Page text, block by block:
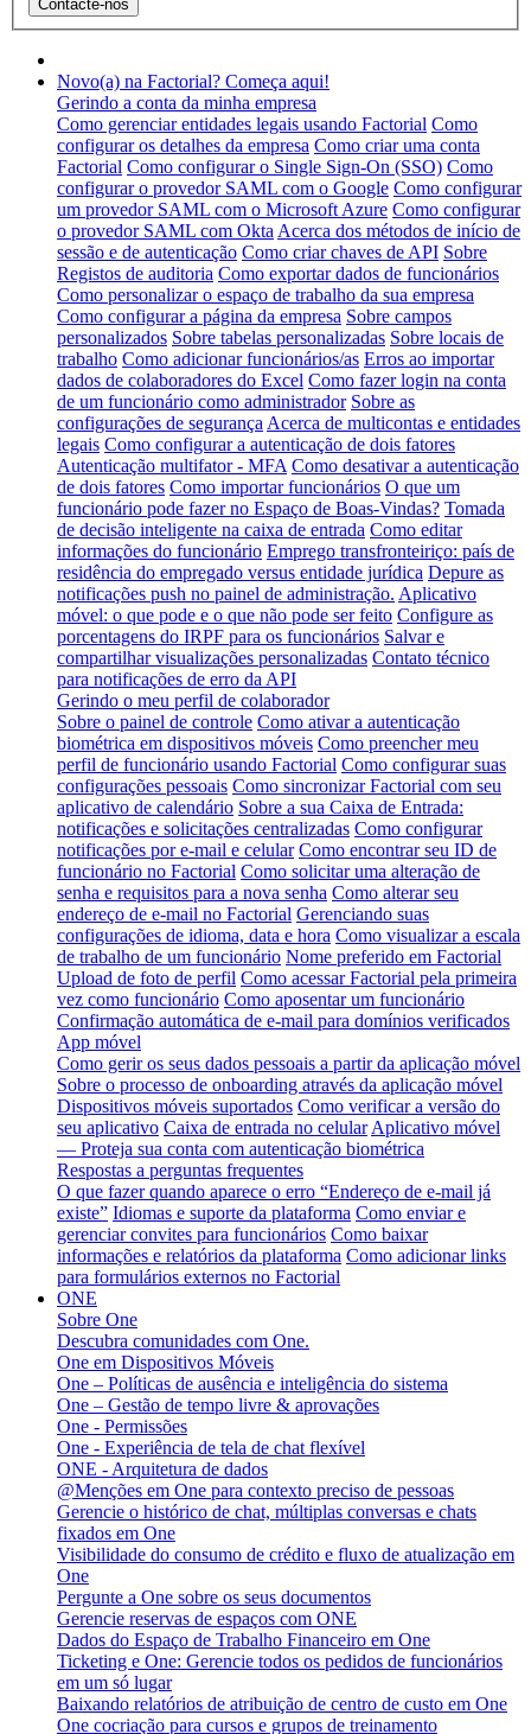
Novo(a) na Factorial? Começa aqui!
Gerindo a conta da minha empresa
Como gerenciar entidades legais usando Factorial Como
configurar os detalhes da empresa Como criar uma conta
Factorial Como configurar o Single Sign-On (SSO) Como
configurar o provedor SAML com o Google Como configurar
um provedor SAML com o Microsoft Azure Como configurar
o provedor SAML com Okta Acerca dos métodos de início de
sessão e de autenticação Como criar chaves de API Sobre
Registos de auditoria Como exportar dados de funcionários
Como personalizar o espaço de trabalho da sua empresa
Como configurar a página da empresa Sobre campos
personalizados Sobre tabelas personalizadas Sobre locais de
trabalho Como adicionar funcionários/as Erros ao importar
dados de colaboradores do Excel Como fazer login na conta
de um funcionário como administrador Sobre as
configurações de segurança Acerca de multicontas e entidades
legais Como configurar a autenticação de dois fatores
Autenticação multifator - MFA Como desativar a autenticação
de dois fatores Como importar funcionários O que um
funcionário pode fazer no Espaço de Boas-Vindas? Tomada
de decisão inteligente na caixa de entrada Como editar
informações do funcionário Emprego transfronteiriço: país de
residência do empregado versus entidade jurídica Depure as
notificações push no painel de administração. Aplicativo
móvel: o que pode e o que não pode ser feito Configure as
porcentagens do IRPF para os funcionários Salvar e
compartilhar visualizações personalizadas Contato técnico
para notificações de erro da API
Gerindo o meu perfil de colaborador
Sobre o painel de controle Como ativar a autenticação
biométrica em dispositivos móveis Como preencher meu
perfil de funcionário usando Factorial Como configurar suas
configurações pessoais Como sincronizar Factorial com seu
aplicativo de calendário Sobre a sua Caixa de Entrada:
notificações e solicitações centralizadas Como configurar
notificações por e-mail e celular Como encontrar seu ID de
funcionário no Factorial Como solicitar uma alteração de
senha e requisitos para a nova senha Como alterar seu
endereço de e-mail no Factorial Gerenciando suas
configurações de idioma, data e hora Como visualizar a escala
de trabalho de um funcionário Nome preferido em Factorial
Upload de foto de perfil Como acessar Factorial pela primeira
vez como funcionário Como aposentar um funcionário
Confirmação automática de e-mail para domínios verificados
App móvel
Como gerir os seus dados pessoais a partir da aplicação móvel
Sobre o processo de onboarding através da aplicação móvel
Dispositivos móveis suportados Como verificar a versão do
seu aplicativo Caixa de entrada no celular Aplicativo móvel
— Proteja sua conta com autenticação biométrica
Respostas a perguntas frequentes
O que fazer quando aparece o erro “Endereço de e-mail já
existe” Idiomas e suporte da plataforma Como enviar e
gerenciar convites para funcionários Como baixar
informações e relatórios da plataforma Como adicionar links
para formulários externos no Factorial
ONE
Sobre One
Descubra comunidades com One.
One em Dispositivos Móveis
One – Políticas de ausência e inteligência do sistema
One – Gestão de tempo livre & aprovações
One - Permissões
One - Experiência de tela de chat flexível
ONE - Arquitetura de dados
@Menções em One para contexto preciso de pessoas
Gerencie o histórico de chat, múltiplas conversas e chats
fixados em One
Visibilidade do consumo de crédito e fluxo de atualização em
One
Pergunte a One sobre os seus documentos
Gerencie reservas de espaços com ONE
Dados do Espaço de Trabalho Financeiro em One
Ticketing e One: Gerencie todos os pedidos de funcionários
em um só lugar
Baixando relatórios de atribuição de centro de custo em One
One cocriação para cursos e grupos de treinamento